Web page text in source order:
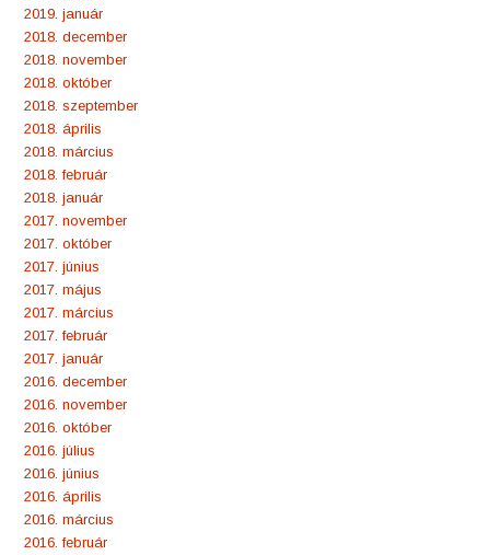
2019. január
2018. december
2018. november
2018. október
2018. szeptember
2018. április
2018. március
2018. február
2018. január
2017. november
2017. október
2017. június
2017. május
2017. március
2017. február
2017. január
2016. december
2016. november
2016. október
2016. július
2016. június
2016. április
2016. március
2016. február